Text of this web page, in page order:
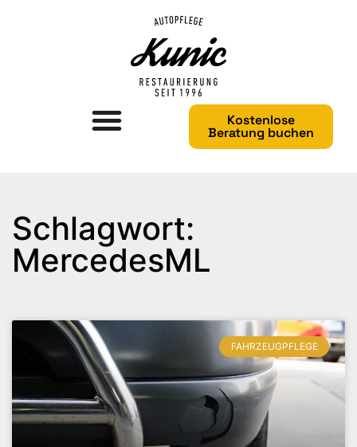
Kostenlose
Beratung buchen
Schlagwort:
MercedesML
FAHRZEUGPFLEGE